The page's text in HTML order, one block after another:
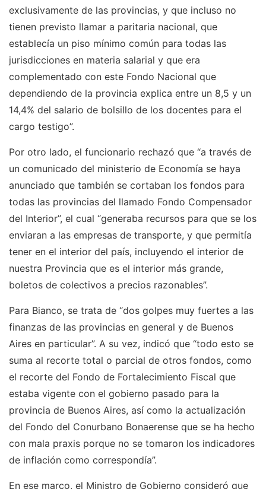
exclusivamente de las provincias, y que incluso no
tienen previsto llamar a paritaria nacional, que
establecía un piso mínimo común para todas las
jurisdicciones en materia salarial y que era
complementado con este Fondo Nacional que
dependiendo de la provincia explica entre un 8,5 y un
14,4% del salario de bolsillo de los docentes para el
cargo testigo”.
Por otro lado, el funcionario rechazó que “a través de
un comunicado del ministerio de Economía se haya
anunciado que también se cortaban los fondos para
todas las provincias del llamado Fondo Compensador
del Interior”, el cual “generaba recursos para que se los
enviaran a las empresas de transporte, y que permitía
tener en el interior del país, incluyendo el interior de
nuestra Provincia que es el interior más grande,
boletos de colectivos a precios razonables”.
Para Bianco, se trata de “dos golpes muy fuertes a las
finanzas de las provincias en general y de Buenos
Aires en particular”. A su vez, indicó que “todo esto se
suma al recorte total o parcial de otros fondos, como
el recorte del Fondo de Fortalecimiento Fiscal que
estaba vigente con el gobierno pasado para la
provincia de Buenos Aires, así como la actualización
del Fondo del Conurbano Bonaerense que se ha hecho
con mala praxis porque no se tomaron los indicadores
de inflación como correspondía”.
En ese marco, el Ministro de Gobierno consideró que